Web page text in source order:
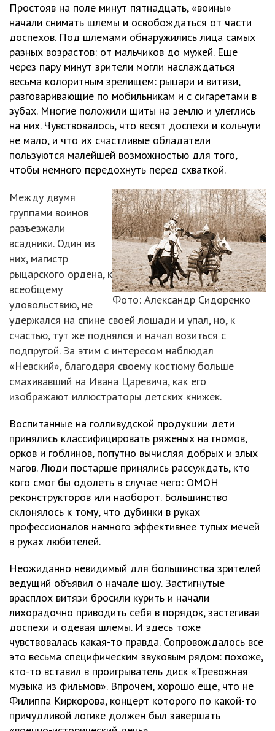
Простояв на поле минут пятнадцать, «воины»
начали снимать шлемы и освобождаться от части
доспехов. Под шлемами обнаружились лица самых
разных возрастов: от мальчиков до мужей. Еще
через пару минут зрители могли наслаждаться
весьма колоритным зрелищем: рыцари и витязи,
разговаривающие по мобильникам и с сигаретами в
зубах. Многие положили щиты на землю и улеглись
на них. Чувствовалось, что весят доспехи и кольчуги
не мало, и что их счастливые обладатели
пользуются малейшей возможностью для того,
чтобы немного передохнуть перед схваткой.
Фото: Александр Сидоренко
Между двумя
группами воинов
разъезжали
всадники. Один из
них, магистр
рыцарского ордена, к
всеобщему
удовольствию, не
удержался на спине своей лошади и упал, но, к
счастью, тут же поднялся и начал возиться с
подпругой. За этим с интересом наблюдал
«Невский», благодаря своему костюму больше
смахивавший на Ивана Царевича, как его
изображают иллюстраторы детских книжек.
Воспитанные на голливудской продукции дети
принялись классифицировать ряженых на гномов,
орков и гоблинов, попутно вычисляя добрых и злых
магов. Люди постарше принялись рассуждать, кто
кого смог бы одолеть в случае чего: ОМОН
реконструкторов или наоборот. Большинство
склонялось к тому, что дубинки в руках
профессионалов намного эффективнее тупых мечей
в руках любителей.
Неожиданно невидимый для большинства зрителей
ведущий объявил о начале шоу. Застигнутые
врасплох витязи бросили курить и начали
лихорадочно приводить себя в порядок, застегивая
доспехи и одевая шлемы. И здесь тоже
чувствовалась какая-то правда. Сопровождалось все
это весьма специфическим звуковым рядом: похоже,
кто-то вставил в проигрыватель диск «Тревожная
музыка из фильмов». Впрочем, хорошо еще, что не
Филиппа Киркорова, концерт которого по какой-то
причудливой логике должен был завершать